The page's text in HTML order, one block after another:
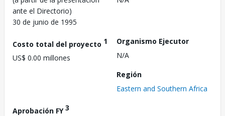
ante el Directorio)
30 de junio de 1995
Costo total del proyecto 1
US$ 0.00 millones
Organismo Ejecutor
N/A
Región
Eastern and Southern Africa
Aprobación FY3